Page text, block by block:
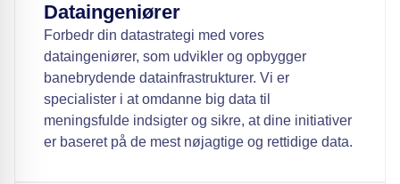
Dataingeniører
Forbedr din datastrategi med vores
dataingeniører, som udvikler og opbygger
banebrydende datainfrastrukturer. Vi er
specialister i at omdanne big data til
meningsfulde indsigter og sikre, at dine initiativer
er baseret på de mest nøjagtige og rettidige data.